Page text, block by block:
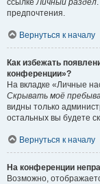
ссылкеЛичный раздел
предпочтения.
Вернуться к началу
Как избежать
конференции»?
На вкладке «Личные
Скрывать моё
видны только
остальных вы будете
Вернуться к началу
На конференции
Возможно,